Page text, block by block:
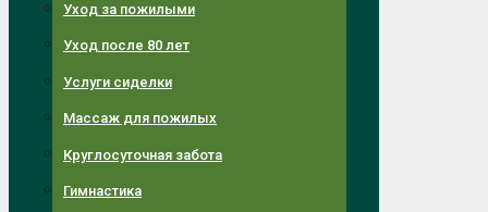
Уход за пожилыми
Уход после 80 лет
Услуги сиделки
Массаж для пожилых
Круглосуточная забота
Гимнастика